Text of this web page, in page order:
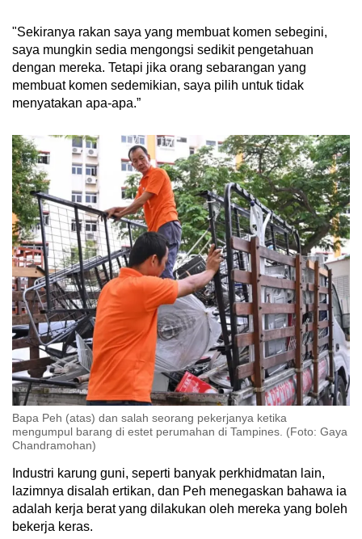
"Sekiranya rakan saya yang membuat komen sebegini,
saya mungkin sedia mengongsi sedikit pengetahuan
dengan mereka. Tetapi jika orang sebarangan yang
membuat komen sedemikian, saya pilih untuk tidak
menyatakan apa-apa.”
Bapa Peh (atas) dan salah seorang pekerjanya ketika
mengumpul barang di estet perumahan di Tampines. (Foto: Gaya
Chandramohan)
Industri karung guni, seperti banyak perkhidmatan lain,
lazimnya disalah ertikan, dan Peh menegaskan bahawa ia
adalah kerja berat yang dilakukan oleh mereka yang boleh
bekerja keras.